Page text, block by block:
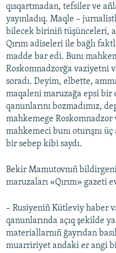
qısqartmadan, tefsiler ve
yayınladıq. Maqle –
bilecek biriniñ tüşünceleri,
Qırım adiseleri ile bağlı
madde bar edi. Bunı
Roskomnadzorğa vaziyetni
soradı. Deyim, elbette,
maqaleni maruzağa epsi bir
qanunlarını bozmadımız,
mahkemege
mahkemeci bunı oturışnı
bir sebep kibi saydı.
Bekir Mamutovnıñ
maruzaları «Qırım» gazeti
– Rusiyeniñ Kütleviy haber
qanunlarında açıq şekilde
materiallarnıñ ğayrıdan
muarririyet andaki er angi